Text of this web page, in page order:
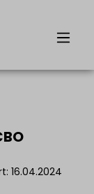
16.04.2024